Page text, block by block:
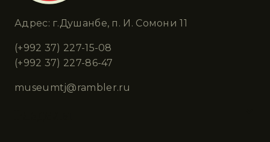
Адрес: г.Душанбе, п. И. Сомони 11
(+992 37) 227-15-08
(+992 37) 227-86-47
museumtj@rambler.ru